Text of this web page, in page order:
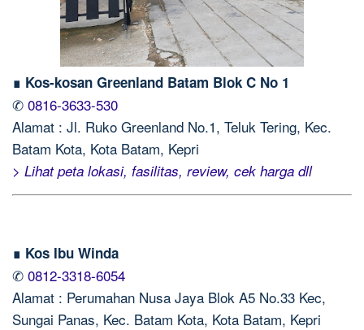
∎ Kos-kosan Greenland Batam Blok C No 1
✆ 0816-3633-530
Alamat : Jl. Ruko Greenland No.1, Teluk Tering, Kec.
Batam Kota, Kota Batam, Kepri
> Lihat peta lokasi, fasilitas, review, cek harga dll
∎ Kos Ibu Winda
✆ 0812-3318-6054
Alamat : Perumahan Nusa Jaya Blok A5 No.33 Kec,
Sungai Panas, Kec. Batam Kota, Kota Batam, Kepri